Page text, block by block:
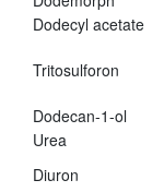
Dodecyl acetate
Tritosulforon
Dodecan-1-ol
Urea
Diuron